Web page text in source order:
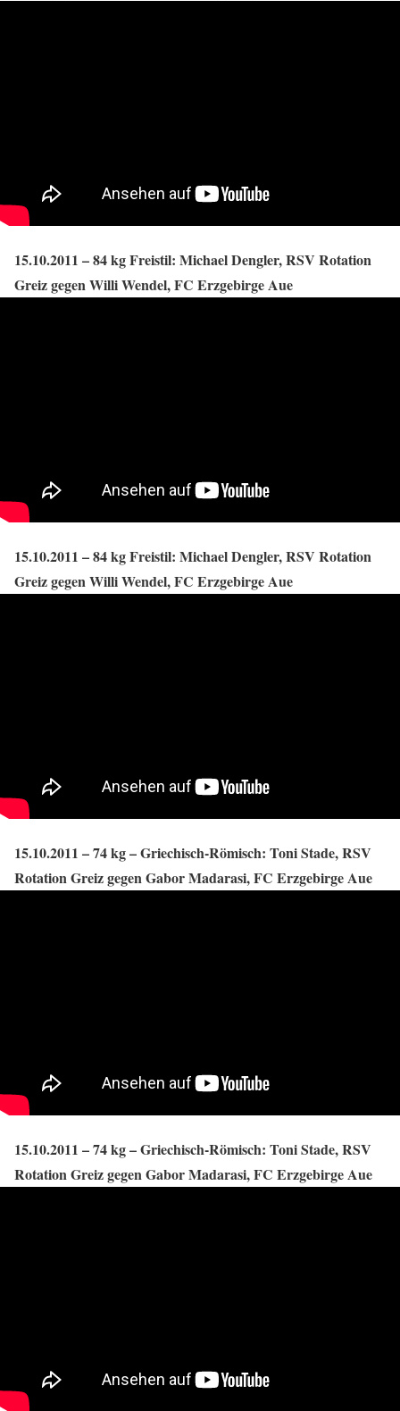
15.10.2011 – 84 kg Freistil: Michael Dengler, RSV Rotation
Greiz gegen Willi Wendel, FC Erzgebirge Aue
15.10.2011 – 84 kg Freistil: Michael Dengler, RSV Rotation
Greiz gegen Willi Wendel, FC Erzgebirge Aue
15.10.2011 – 74 kg – Griechisch-Römisch: Toni Stade, RSV
Rotation Greiz gegen Gabor Madarasi, FC Erzgebirge Aue
15.10.2011 – 74 kg – Griechisch-Römisch: Toni Stade, RSV
Rotation Greiz gegen Gabor Madarasi, FC Erzgebirge Aue